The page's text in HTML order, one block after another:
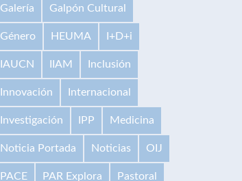
Galería Galpón Cultural
Género HEUMA I+D+i
IAUCN IIAM Inclusión
Innovación Internacional
Investigación IPP Medicina
Noticia Portada Noticias OIJ
PACE PAR Explora Pastoral